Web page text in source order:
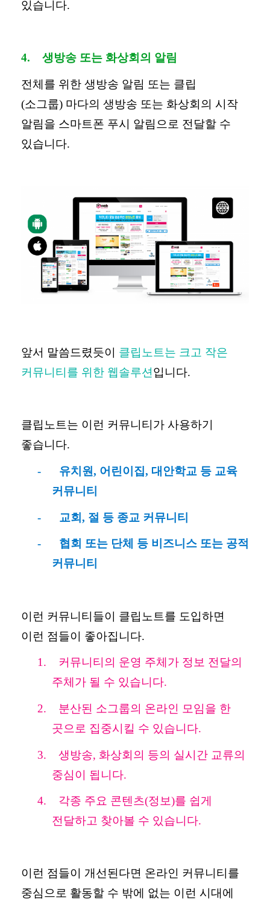
있습니다.
4. 생방송 또는 화상회의 알림
전체를 위한 생방송 알림 또는 클립
(소그룹) 마다의 생방송 또는 화상회의 시작
알림을 스마트폰 푸시 알림으로 전달할 수
있습니다.
앞서 말씀드렸듯이 클립노트는 크고 작은
커뮤니티를 위한 웹솔루션 입니다.
클립노트는 이런 커뮤니티가 사용하기
좋습니다.
- 유치원, 어린이집, 대안학교 등 교육
커뮤니티
- 교회, 절 등 종교 커뮤니티
-
협회 또는 단체 등 비즈니스 또는 공적
커뮤니티
이런 커뮤니티들이 클립노트를 도입하면
이런 점들이 좋아집니다.
1.
커뮤니티의 운영 주체가 정보 전달의
주체가 될 수 있습니다.
2.
분산된 소그룹의 온라인 모임을 한
곳으로 집중시킬 수 있습니다.
3. 생방송, 화상회의 등의 실시간 교류의
중심이 됩니다.
4. 각종 주요 콘텐츠(정보)를 쉽게
전달하고 찾아볼 수 있습니다.
이런 점들이 개선된다면 온라인 커뮤니티를
중심으로 활동할 수 밖에 없는 이런 시대에